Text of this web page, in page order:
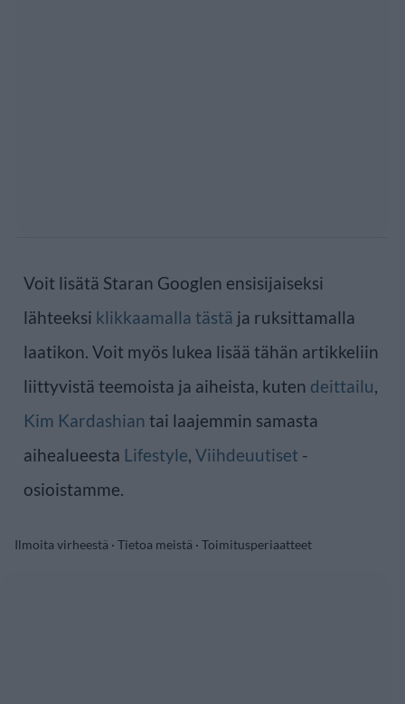
Voit lisätä Staran Googlen ensisijaiseksi
lähteeksi klikkaamalla tästä ja ruksittamalla
laatikon. Voit myös lukea lisää tähän artikkeliin
liittyvistä teemoista ja aiheista, kuten deittailu,
Kim Kardashian tai laajemmin samasta
aihealueesta Lifestyle, Viihdeuutiset -
osioistamme.
Ilmoita virheestä · Tietoa meistä · Toimitusperiaatteet